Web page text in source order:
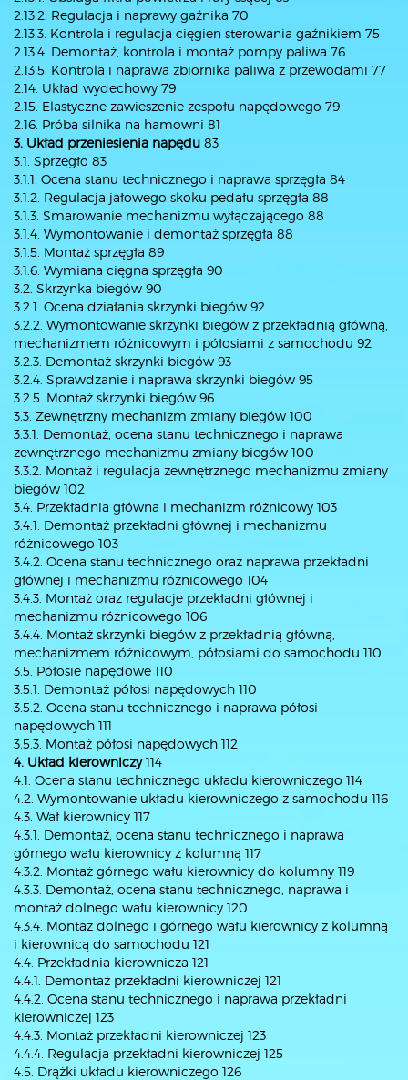
2.13.2. Regulacja i naprawy gaźnika 70
2.13.3. Kontrola i regulacja cięgien sterowania gaźnikiem 75
2.13.4. Demontaż, kontrola i montaż pompy paliwa 76
2.13.5. Kontrola i naprawa zbiornika paliwa z przewodami 77
2.14. Układ wydechowy 79
2.15. Elastyczne zawieszenie zespołu napędowego 79
2.16. Próba silnika na hamowni 81
3. Układ przeniesienia napędu 83
3.1. Sprzęgło 83
3.1.1. Ocena stanu technicznego i naprawa sprzęgła 84
3.1.2. Regulacja jałowego skoku pedału sprzęgła 88
3.1.3. Smarowanie mechanizmu wyłączającego 88
3.1.4. Wymontowanie i demontaż sprzęgła 88
3.1.5. Montaż sprzęgła 89
3.1.6. Wymiana cięgna sprzęgła 90
3.2. Skrzynka biegów 90
3.2.1. Ocena działania skrzynki biegów 92
3.2.2. Wymontowanie skrzynki biegów z przekładnią główną,
mechanizmem różnicowym i półosiami z samochodu 92
3.2.3. Demontaż skrzynki biegów 93
3.2.4. Sprawdzanie i naprawa skrzynki biegów 95
3.2.5. Montaż skrzynki biegów 96
3.3. Zewnętrzny mechanizm zmiany biegów 100
3.3.1. Demontaż, ocena stanu technicznego i naprawa
zewnętrznego mechanizmu zmiany biegów 100
3.3.2. Montaż i regulacja zewnętrznego mechanizmu zmiany
biegów 102
3.4. Przekładnia główna i mechanizm różnicowy 103
3.4.1. Demontaż przekładni głównej i mechanizmu
różnicowego 103
3.4.2. Ocena stanu technicznego oraz naprawa przekładni
głównej i mechanizmu różnicowego 104
3.4.3. Montaż oraz regulacje przekładni głównej i
mechanizmu różnicowego 106
3.4.4. Montaż skrzynki biegów z przekładnią główną,
mechanizmem różnicowym, półosiami do samochodu 110
3.5. Półosie napędowe 110
3.5.1. Demontaż półosi napędowych 110
3.5.2. Ocena stanu technicznego i naprawa półosi
napędowych 111
3.5.3. Montaż półosi napędowych 112
4. Układ kierowniczy114
4.1. Ocena stanu technicznego układu kierowniczego 114
4.2. Wymontowanie układu kierowniczego z samochodu 116
4.3. Wał kierownicy 117
4.3.1. Demontaż, ocena stanu technicznego i naprawa
górnego wału kierownicy z kolumną 117
4.3.2. Montaż górnego wału kierownicy do kolumny 119
4.3.3. Demontaż, ocena stanu technicznego, naprawa i
montaż dolnego wału kierownicy 120
4.3.4. Montaż dolnego i górnego wału kierownicy z kolumną
i kierownicą do samochodu 121
4.4. Przekładnia kierownicza 121
4.4.1. Demontaż przekładni kierowniczej 121
4.4.2. Ocena stanu technicznego i naprawa przekładni
kierowniczej 123
4.4.3. Montaż przekładni kierowniczej 123
4.4.4. Regulacja przekładni kierowniczej 125
4.5. Drążki układu kierowniczego 126